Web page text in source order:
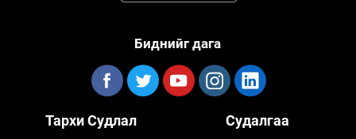
Биднийг дага
Тархи Судлал Судалгаа